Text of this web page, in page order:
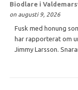
Biodlare i
on augusti 9, 2026
Fusk med honung
har rapporterat om
Jimmy Larsson.